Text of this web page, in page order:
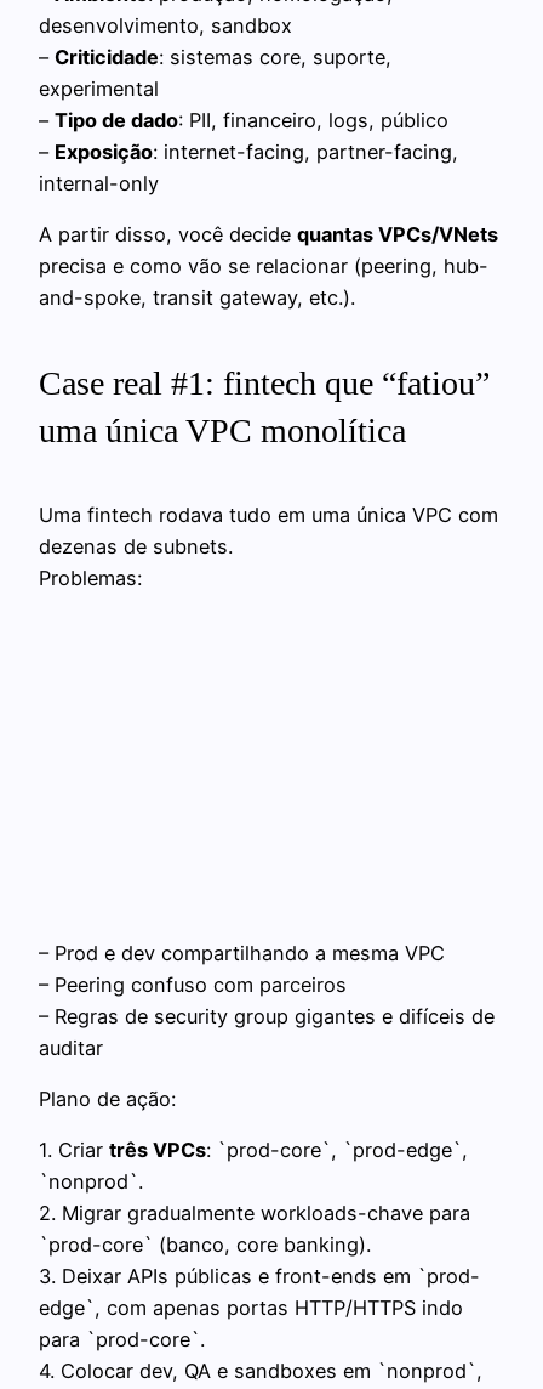
desenvolvimento, sandbox
– Criticidade: sistemas core, suporte,
experimental
– Tipo de dado: PII, financeiro, logs, público
– Exposição: internet-facing, partner-facing,
internal-only
A partir disso, você decide quantas VPCs/VNets
precisa e como vão se relacionar (peering, hub-
and-spoke, transit gateway, etc.).
Case real #1: fintech que “fatiou”
uma única VPC monolítica
Uma fintech rodava tudo em uma única VPC com
dezenas de subnets.
Problemas:
– Prod e dev compartilhando a mesma VPC
– Peering confuso com parceiros
– Regras de security group gigantes e difíceis de
auditar
Plano de ação:
1. Criar três VPCs: `prod-core`, `prod-edge`,
`nonprod`.
2. Migrar gradualmente workloads-chave para
`prod-core` (banco, core banking).
3. Deixar APIs públicas e front-ends em `prod-
edge`, com apenas portas HTTP/HTTPS indo
para `prod-core`.
4. Colocar dev, QA e sandboxes em `nonprod`,